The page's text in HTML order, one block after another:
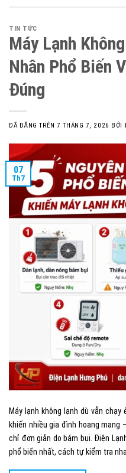
TIN TỨC
Máy Lạnh
Nhân Phổ Biến
Đúng
ĐÃ ĐĂNG TRÊN7 THÁNG 7, 2026 BỞI
07
Th7
Máy lạnh không lạnh dù vẫn
khiến nhiều gia đình hoang
chỉ đơn giản do bám bụi. Điện
phổ biến nhất, cách tự kiểm tra